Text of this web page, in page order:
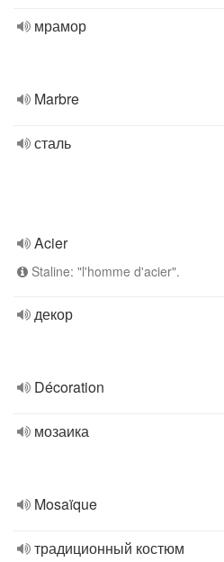
мрамор
Marbre
сталь
Acier
Staline: "l'homme d'acier".
декор
Décoration
мозаика
Mosaïque
традиционный костюм